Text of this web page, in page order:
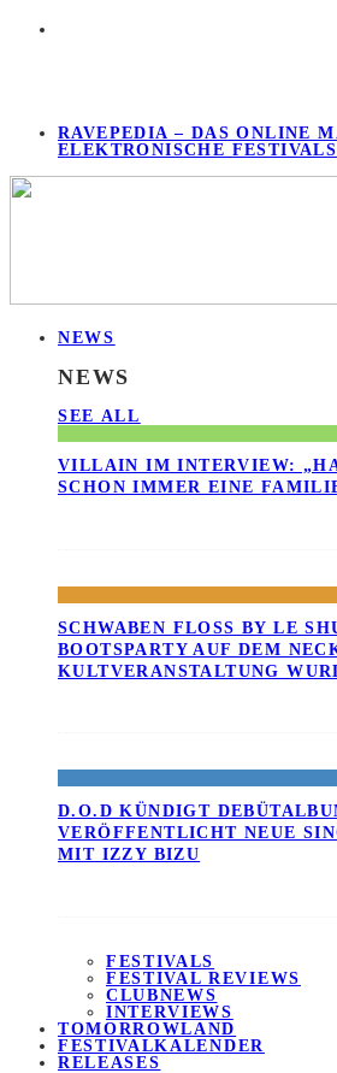
RAVEPEDIA – DAS ONLINE
ELEKTRONISCHE FESTIVALS
NEWS
NEWS
SEE ALL
VILLAIN IM INTERVIEW:
SCHON IMMER EINE
SCHWABEN FLOSS BY LE
OOTSPARTY AUF DEM
ULTVERANSTALTUNG
D.O.D KÜNDIGT
VERÖFFENTLICHT NEUE
MIT IZZY BIZU
FESTIVALS
FESTIVAL REVIEWS
CLUBNEWS
INTERVIEWS
TOMORROWLAND
FESTIVALKALENDER
RELEASES